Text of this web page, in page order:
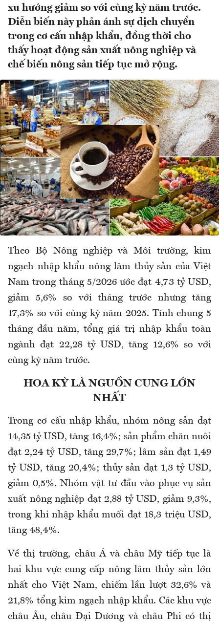
xu hướng giảm so với cùng kỳ năm trước.
Diễn biến này phản ánh sự dịch chuyển
trong cơ cấu nhập khẩu, đồng thời cho
thấy hoạt động sản xuất nông nghiệp và
chế biến nông sản tiếp tục mở rộng.
Theo Bộ Nông nghiệp và Môi trường, kim
ngạch nhập khẩu nông lâm thủy sản của Việt
Nam trong tháng 5/2026 ước đạt 4,73 tỷ USD,
giảm 5,6% so với tháng trước nhưng tăng
17,3% so với cùng kỳ năm 2025. Tính chung 5
tháng đầu năm, tổng giá trị nhập khẩu toàn
ngành đạt 22,28 tỷ USD, tăng 12,6% so với
cùng kỳ năm trước.
HOA KỲ LÀ NGUỒN CUNG LỚN
NHẤT
Trong cơ cấu nhập khẩu, nhóm nông sản đạt
14,35 tỷ USD, tăng 16,4%; sản phẩm chăn nuôi
đạt 2,24 tỷ USD, tăng 29,7%; lâm sản đạt 1,49
tỷ USD, tăng 20,4%; thủy sản đạt 1,3 tỷ USD,
giảm 0,5%. Nhóm vật tư đầu vào phục vụ sản
xuất nông nghiệp đạt 2,88 tỷ USD, giảm 9,3%,
trong khi nhập khẩu muối đạt 18,3 triệu USD,
tăng 48,4%.
Về thị trường, châu Á và châu Mỹ tiếp tục là
hai khu vực cung cấp nông lâm thủy sản lớn
nhất cho Việt Nam, chiếm lần lượt 32,6% và
21,8% tổng kim ngạch nhập khẩu. Các khu vực
châu Âu, châu Đại Dương và châu Phi có thị